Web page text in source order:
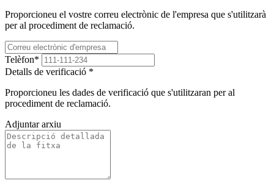
Proporcioneu el vostre correu electrònic de l'empresa que s'utilitzarà
per al procediment de reclamació.
Telèfon*
Detalls de verificació *
Proporcioneu les dades de verificació que s'utilitzaran per al
procediment de reclamació.
Adjuntar arxiu